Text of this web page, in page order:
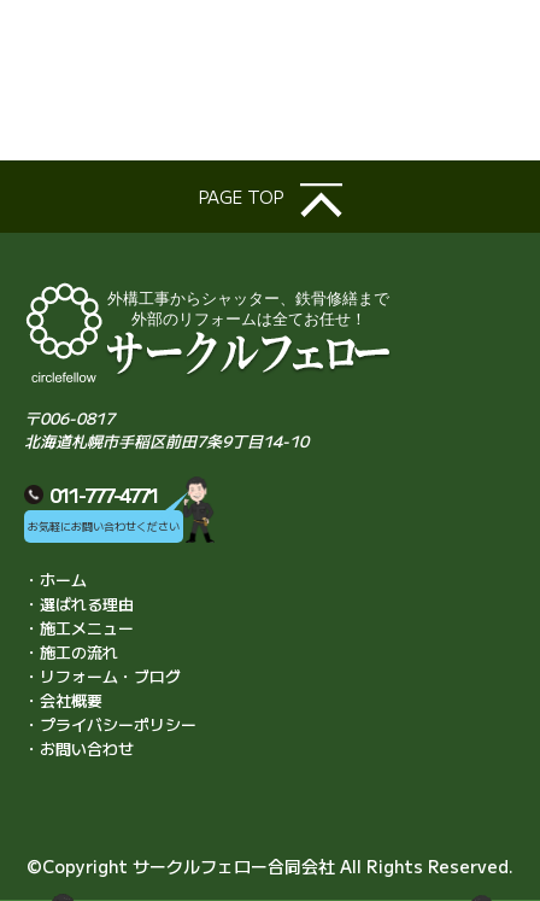
PAGE TOP
〒006-0817
北海道札幌市手稲区前田7条9丁目14-10
011-777-4771
お気軽にお問い合わせください
・ホーム
・選ばれる理由
・施工メニュー
・施工の流れ
・リフォーム・ブログ
・会社概要
・プライバシーポリシー
・お問い合わせ
©Copyright サークルフェロー合同会社 All Rights Reserved.